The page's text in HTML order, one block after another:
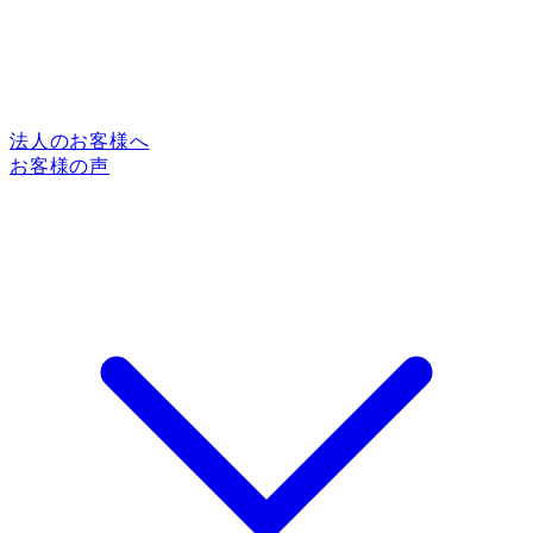
法人のお客様へ
お客様の声